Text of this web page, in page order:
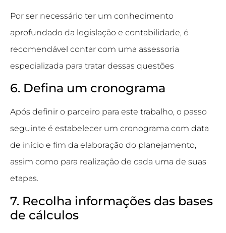
Por ser necessário ter um conhecimento
aprofundado da legislação e contabilidade, é
recomendável contar com uma assessoria
especializada para tratar dessas questões
6. Defina um cronograma
Após definir o parceiro para este trabalho, o passo
seguinte é estabelecer um cronograma com data
de início e fim da elaboração do planejamento,
assim como para realização de cada uma de suas
etapas.
7. Recolha informações das bases
de cálculos